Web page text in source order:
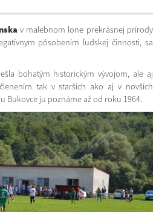
v malebnom lone prekrásnej prírody
pôsobením ľudskej činnosti, sa
bohatým historickým vývojom, ale aj
tak v starších ako aj v novších
Bukovce ju poznáme až od roku 1964.